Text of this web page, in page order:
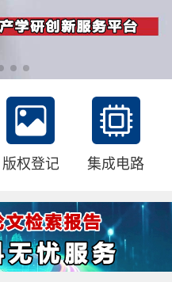
版权登记 集成电路